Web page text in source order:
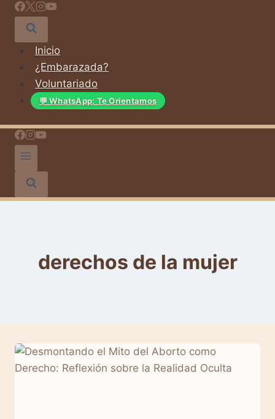
Saltar
contenido
Inicio
¿Embarazada?
Voluntariado
💬 WhatsApp: Te Orientamos
derechos de la mujer